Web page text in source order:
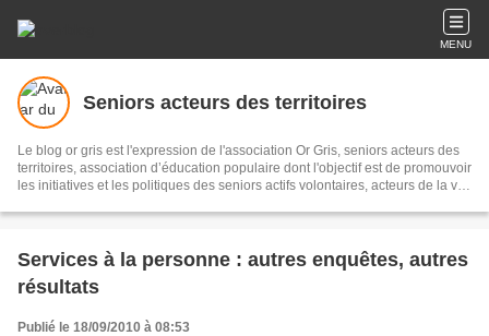
MENU
Seniors acteurs des territoires
Le blog or gris est l'expression de l'association Or Gris, seniors acteurs des
territoires, association d’éducation populaire dont l'objectif est de promouvoir
les initiatives et les politiques des seniors actifs volontaires, acteurs de la vie
territoires. Il s'agit de recueillir et diffuser initiatives et informations sur le
Services à la personne : autres enquêtes, autres
résultats
Publié le 18/09/2010 à 08:53